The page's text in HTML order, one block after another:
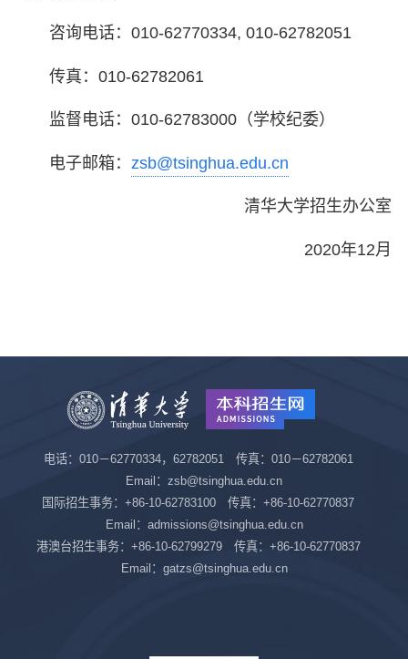
咨询电话：010-62770334, 010-62782051
传真：010-62782061
监督电话：010-62783000（学校纪委）
电子邮箱： zsb@tsinghua.edu.cn
清华大学招生办公室
2020年12月
电话：010－62770334，62782051 传真：010－62782061
Email：zsb@tsinghua.edu.cn
国际招生事务：+86-10-62783100 传真：+86-10-62770837
Email：admissions@tsinghua.edu.cn
港澳台招生事务：+86-10-62799279 传真：+86-10-62770837
Email：gatzs@tsinghua.edu.cn